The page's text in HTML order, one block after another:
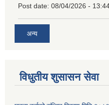
Post date: 08/04/2026 -
अन्य
विधुतीय शुसासन सेवा